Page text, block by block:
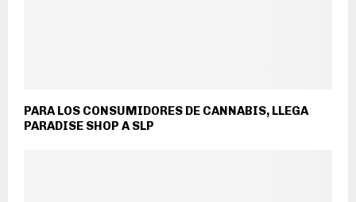
PARA LOS CONSUMIDORES DE CANNABIS, LLEGA
PARADISE SHOP A SLP